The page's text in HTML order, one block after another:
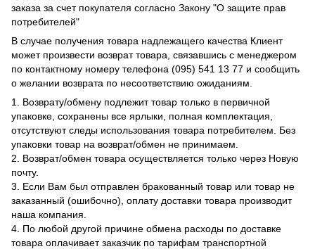
заказа за счет покупателя согласно Закону "О защите прав
потребителей"
В случае получения товара надлежащего качества Клиент
может произвести возврат товара, связавшись с менеджером
по контактному номеру телефона (095) 541 13 77 и сообщить
о желании возврата по несоответствию ожиданиям.
1. Возврату/обмену подлежит товар только в первичной
упаковке, сохранены все ярлыки, полная комплектация,
отсутствуют следы использования товара потребителем. Без
упаковки товар на возврат/обмен не принимаем.
2. Возврат/обмен товара осуществляется только через Новую
почту.
3. Если Вам был отправлен бракованный товар или товар не
заказанный (ошибочно), оплату доставки товара производит
наша компания.
4. По любой другой причине обмена расходы по доставке
товара оплачивает заказчик по тарифам транспортной